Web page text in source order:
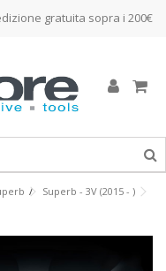
gratuita sopra i 200€
Superb - 3V (2015 - )